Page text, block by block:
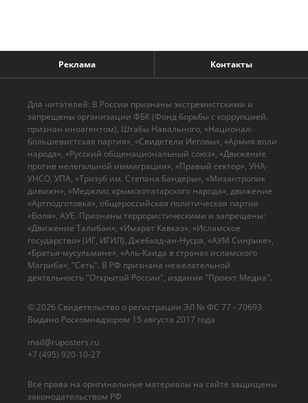
Реклама Контакты
Все права на оригинальные материалы на сайте защищены
законодательством РФ
© 2026 Cвидетельство о регистрации ЭЛ № ФС 77 - 70693
Выдано Роскомнадзором 15 августа 2017 года
mail@ruposters.ru
+7 (495) 920-10-27
Для читателей: В России признаны экстремистскими и
запрещены организации ФБК (Фонд борьбы с коррупцией,
признан иноагентом), Штабы Навального, «Национал-
большевистская партия», «Свидетели Иеговы», «Армия воли
народа», «Русский общенациональный союз», «Движение
против нелегальной иммиграции», «Правый сектор», УНА-
УНСО, УПА, «Тризуб им. Степана Бандеры», «Мизантропик
дивижн», «Меджлис крымскотатарского народа», движение
«Артподготовка», общероссийская политическая партия
«Воля», АУЕ. Признаны террористическими и запрещены:
«Движение Талибан», «Имарат Кавказ», «Исламское
государство» (ИГ, ИГИЛ), Джебхад-ан-Нусра, «АУМ Синрике»,
«Братья-мусульмане», «Аль-Каида в странах исламского
Магриба», "Сеть". В РФ признана нежелательной
деятельность "Открытой России", издания "Проект Медиа".